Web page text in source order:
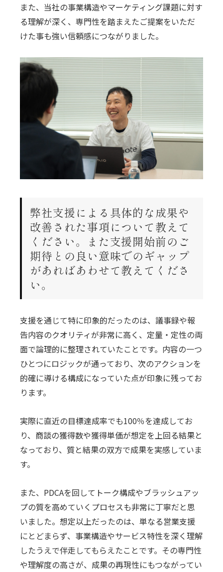
また、当社の事業構造やマーケティング課題に対す
る理解が深く、専門性を踏まえたご提案をいただ
けた事も強い信頼感につながりました。
弊社支援による具体的な成果や
改善された事項について教えて
ください。また支援開始前のご
期待との良い意味でのギャップ
があればあわせて教えてくださ
い。
支援を通じて特に印象的だったのは、議事録や報
告内容のクオリティが非常に高く、定量・定性の両
面で論理的に整理されていたことです。内容の一つ
ひとつにロジックが通っており、次のアクションを
的確に導ける構成になっていた点が印象に残ってお
ります。
実際に直近の目標達成率でも100％を達成してお
り、商談の獲得数や獲得単価が想定を上回る結果と
なっており、質と結果の双方で成果を実感していま
す。
また、PDCAを回してトーク構成やブラッシュアッ
プの質を高めていくプロセスも非常に丁寧だと思
いました。想定以上だったのは、単なる営業支援
にとどまらず、事業構造やサービス特性を深く理解
したうえで伴走してもらえたことです。その専門性
や理解度の高さが、成果の再現性にもつながってい